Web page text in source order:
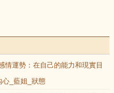
情運勢：在自己的能力和現實目
心_藍姐_狀態